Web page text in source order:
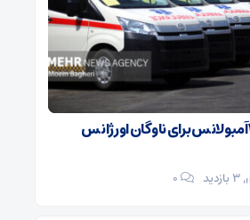
تفاهم‌نامه خرید ۱۲ آمبولانس برای ناوگان اورژانس
۰